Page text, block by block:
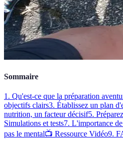
Sommaire
1. Qu'est-ce que la préparation
objectifs clairs3. Établissez un plan
nutrition, un facteur décisif5.
Simulations et tests7. L'importance
pas le mental📺 Ressource Vidéo9.